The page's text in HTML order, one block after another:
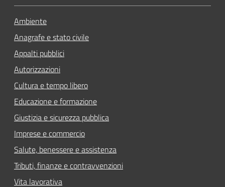
Ambiente
Anagrafe e stato civile
Appalti pubblici
Autorizzazioni
Cultura e tempo libero
Educazione e formazione
Giustizia e sicurezza pubblica
Imprese e commercio
Salute, benessere e assistenza
Tributi, finanze e contravvenzioni
Vita lavorativa